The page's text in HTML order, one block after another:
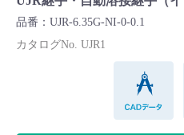
Cv値・流量計算ツール
バルブと継手のきほん
品番：UJR-6.35G-NI-0-0.1
カタログNo. UJR1